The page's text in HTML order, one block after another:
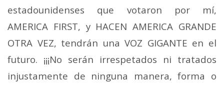
estadounidenses que votaron por mí,
AMERICA FIRST, y HACEN AMERICA GRANDE
OTRA VEZ, tendrán una VOZ GIGANTE en el
futuro. ¡¡¡No serán irrespetados ni tratados
injustamente de ninguna manera, forma o